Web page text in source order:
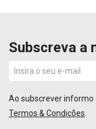
Subscreva a
Ao subscrever informo
Termos & Condições